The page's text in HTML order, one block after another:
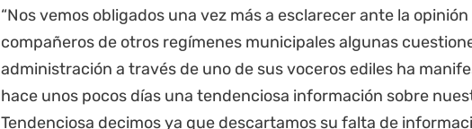
“Nos vemos obligados una vez más a esclarecer ante la
compañeros de otros regímenes municipales algunas
administración a través de uno de sus voceros ediles ha
hace unos pocos días una tendenciosa información sobre
Tendenciosa decimos ya que descartamos su falta de